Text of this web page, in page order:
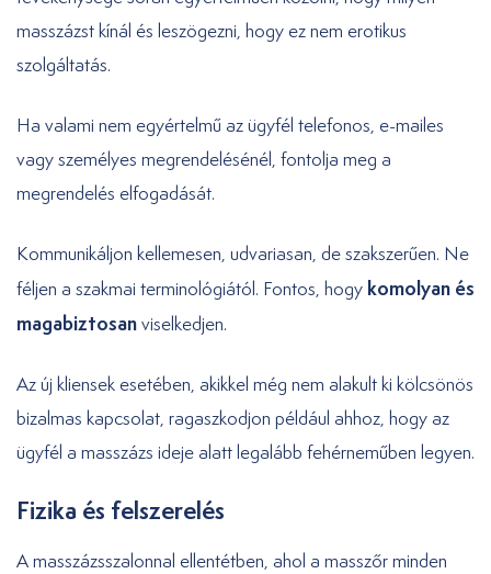
masszázst kínál és leszögezni, hogy ez nem erotikus
szolgáltatás.
Ha valami nem egyértelmű az ügyfél telefonos, e-mailes
vagy személyes megrendelésénél, fontolja meg a
megrendelés elfogadását.
Kommunikáljon kellemesen, udvariasan, de szakszerűen. Ne
féljen a szakmai terminológiától. Fontos, hogy komolyan és
magabiztosanviselkedjen.
Az új kliensek esetében, akikkel még nem alakult ki kölcsönös
bizalmas kapcsolat, ragaszkodjon például ahhoz, hogy az
ügyfél a masszázs ideje alatt legalább fehérneműben legyen.
Fizika és felszerelés
A masszázsszalonnal ellentétben, ahol a masszőr minden